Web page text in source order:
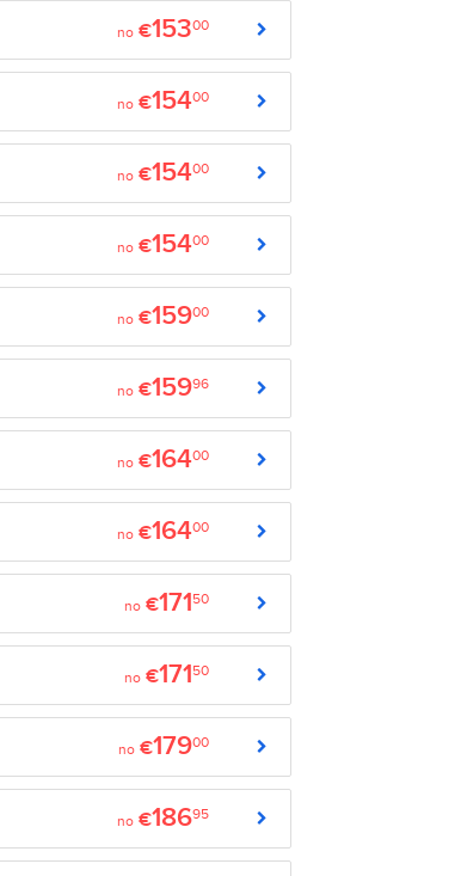
no €15300
no €15400
no €15400
no €15400
no €15900
no €15996
no €16400
no €16400
no €17150
no €17150
no €17900
no €18695